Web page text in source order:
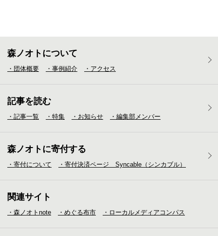
森ノオトについて
・団体概要 ・事例紹介 ・アクセス
記事を読む
・記事一覧 ・特集 ・お知らせ ・編集部メンバー
森ノオトに寄付する
・寄付について ・寄付決済ページ Syncable（シンカブル）
関連サイト
・森ノオトnote ・めぐる布市 ・ローカルメディア コンパス